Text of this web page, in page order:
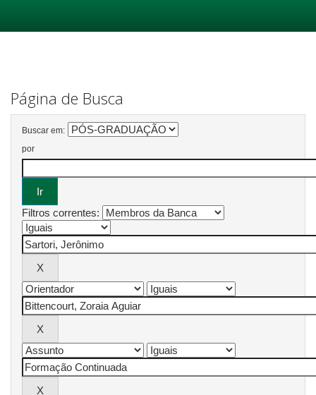
Página de Busca
Buscar em:
por
Filtros correntes: